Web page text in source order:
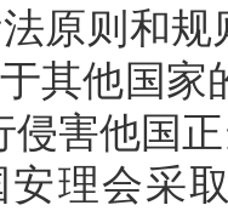
原则和
其他国家
侵害他国
安理会采